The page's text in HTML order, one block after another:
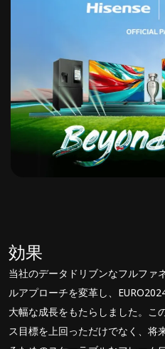
効果
当社のデータドリブンなフルファ
ルアプローチを変革し、
大幅な成長をもたらしました。こ
ス目標を上回っただけでなく、将